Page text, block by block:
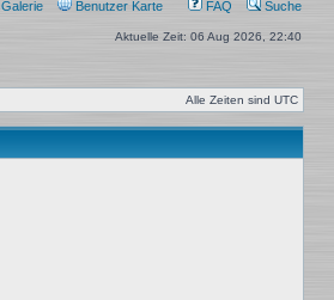
Galerie Benutzer Karte FAQ Suche
Aktuelle Zeit: 06 Aug 2026, 22:40
Alle Zeiten sind UTC